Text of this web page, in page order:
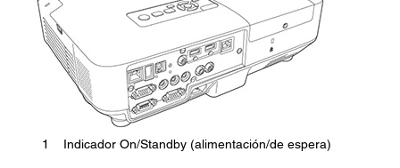
1 Indicador On/Standby (alimentación/de espera)